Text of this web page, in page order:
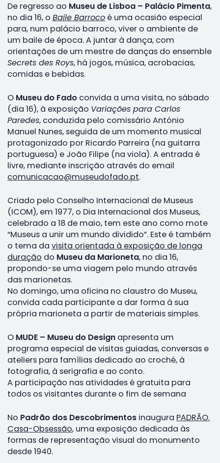
De regresso ao Museu de Lisboa – Palácio Pimenta,
no dia 16, o Baile Barroco é uma ocasião especial
para, num palácio barroco, viver o ambiente de
um baile de época. A juntar à dança, com
orientações de um mestre de danças do ensemble
Secrets des Roys, há jogos, música, acrobacias,
comidas e bebidas.
O Museu do Fado convida a uma visita, no sábado
(dia 16), à exposição Variações para Carlos
Paredes, conduzida pelo comissário António
Manuel Nunes, seguida de um momento musical
protagonizado por Ricardo Parreira (na guitarra
portuguesa) e João Filipe (na viola). A entrada é
livre, mediante inscrição através do email
comunicacao@museudofado.pt.
Criado pelo Conselho Internacional de Museus
(ICOM), em 1977, o Dia Internacional dos Museus,
celebrado a 18 de maio, tem este ano como mote
“Museus a unir um mundo dividido”. Este é também
o tema da visita orientada à exposição de longa
duração do Museu da Marioneta, no dia 16,
propondo-se uma viagem pelo mundo através
das marionetas.
No domingo, uma oficina no claustro do Museu,
convida cada participante a dar forma à sua
própria marioneta a partir de materiais simples.
O MUDE – Museu do Design apresenta um
programa especial de visitas guiadas, conversas e
ateliers para famílias dedicado ao croché, à
fotografia, à serigrafia e ao conto.
A participação nas atividades é gratuita para
todos os visitantes durante o fim de semana
No Padrão dos Descobrimentos inaugura PADRÃO.
Casa-Obsessão, uma exposição dedicada às
formas de representação visual do monumento
desde 1940.